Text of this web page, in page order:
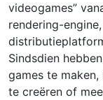
videogames”
rendering-
Sindsdien
games te
te creëren of